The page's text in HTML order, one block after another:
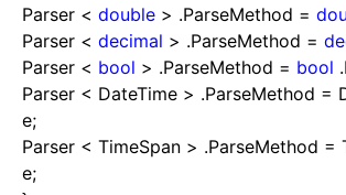
Parser < double > .ParseMethod =
Parser < decimal > .ParseMethod =
Parser < bool > .ParseMethod = bool
Parser < DateTime > .ParseMethod =
e;
Parser < TimeSpan > .ParseMethod =
e;